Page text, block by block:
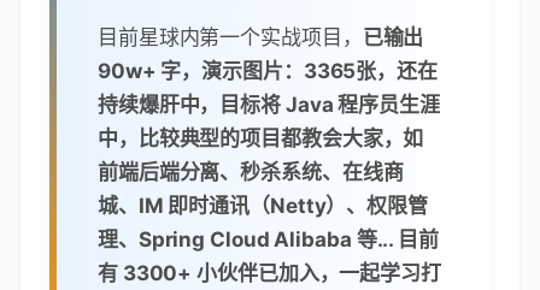
目前星球内第一个实战项目， 已输出
90w+ 字，演示图片：3365张，还在
持续爆肝中，目标将 Java 程序员生涯
中，比较典型的项目都教会大家，如
前端后端分离、秒杀系统、在线商
城、IM 即时通讯（Netty）、权限管
理、Spring Cloud Alibaba 等... 目前
有 3300+ 小伙伴已加入，一起学习打